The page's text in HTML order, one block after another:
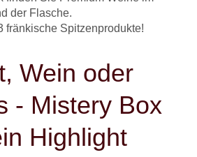
der Flasche.
fränkische Spitzenprodukte!
Wein oder
- Mistery Box
Highlight